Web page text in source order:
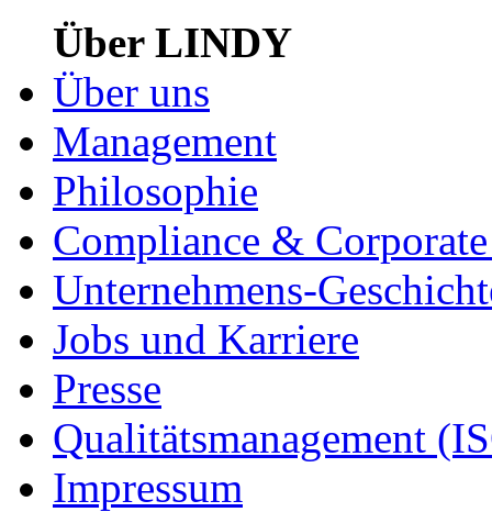
Über LINDY
Über uns
Management
Philosophie
Compliance &
Unternehmens-
Jobs und Karriere
Presse
Qualitätsmanagement
Impressum